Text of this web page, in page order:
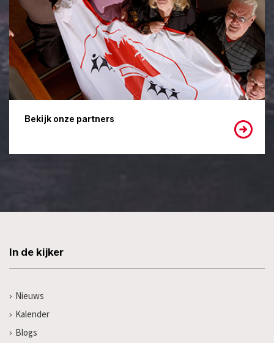
Bekijk onze partners
In de kijker
Nieuws
Kalender
Blogs